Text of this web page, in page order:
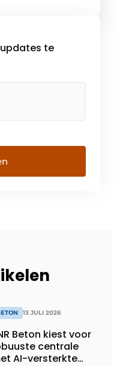
tevens
voor
te
13 JULI 2026
Beton kiest voor
centrale
AI-versterkte